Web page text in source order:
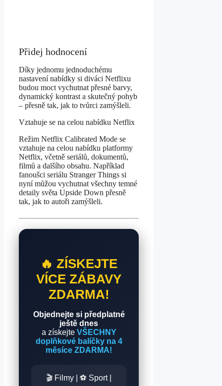
Přidej hodnocení
Díky jednomu jednoduchému
nastavení nabídky si diváci Netflixu
budou moct vychutnat přesné barvy,
dynamický kontrast a skutečný pohyb
– přesně tak, jak to tvůrci zamýšleli.
Vztahuje se na celou nabídku Netflix
Režim Netflix Calibrated Mode se
vztahuje na celou nabídku platformy
Netflix, včetně seriálů, dokumentů,
filmů a dalšího obsahu. Například
fanoušci seriálu Stranger Things si
nyní můžou vychutnat všechny temné
detaily světa Upside Down přesně
tak, jak to autoři zamýšleli.
🔥 ZÍSKEJTE
VÍCE ZÁBAVY
ZDARMA!
Objednejte si předplatné
ještě dnes
a získejte VŠECHNY
doplňkové balíčky na 4
měsíce ZDARMA!
🎬 Filmy | ⚽ Sport |